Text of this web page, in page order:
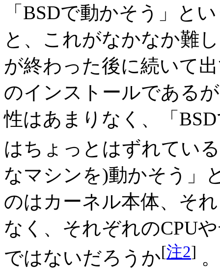
「BSDで動かそう」と
と、これがなかなか難
が終わった後に続いて
のインストールである
性はあまりなく、「
はちょっとはずれている
なマシンを)動かそう」
のはカーネル本体、そ
なく、それぞれのCPU
ではないだろうか[注2] 。